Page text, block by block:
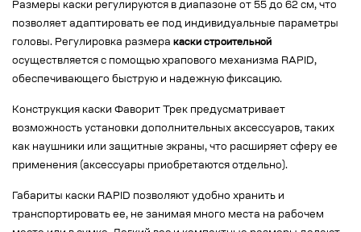
Размеры каски регулируются в диапазоне от 55 до 62 см, что
позволяет адаптировать ее под индивидуальные параметры
головы. Регулировка размера каски строительной
осуществляется с помощью храпового механизма RAPID,
обеспечивающего быструю и надежную фиксацию.
Конструкция каски Фаворит Трек предусматривает
возможность установки дополнительных аксессуаров, таких
как наушники или защитные экраны, что расширяет сферу ее
применения (аксессуары приобретаются отдельно).
Габариты каски RAPID позволяют удобно хранить и
транспортировать ее, не занимая много места на рабочем